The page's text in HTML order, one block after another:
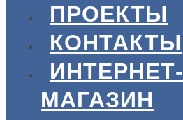
ПРОЕКТЫ
КОНТАКТЫ
ИНТЕРНЕТ-
МАГАЗИН